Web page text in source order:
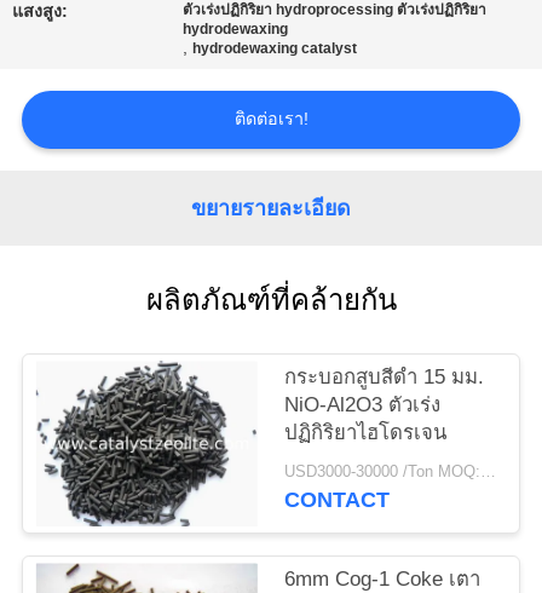
เรา
แผนผัง
เว็บไซต์
PRIVACY
POLICY
แสงสูง:
ตัวเร่งปฏิกิริยา hydroprocessing ตัวเร่งปฏิกิริยา
hydrodewaxing
,hydrodewaxing catalyst
ติดต่อเรา!
ขยายรายละเอียด
ผลิตภัณฑ์ที่คล้ายกัน
กระบอกสูบสีดำ 15 มม.
NiO-Al2O3 ตัวเร่ง
ปฏิกิริยาไฮโดรเจน
USD3000-30000 /Ton MOQ:1 กก
CONTACT
6mm Cog-1 Coke เตา